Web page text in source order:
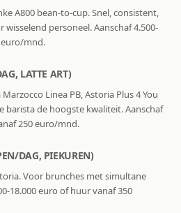
A800 bean-to-cup. Snel, consistent,
personeel. Aanschaf 4.500-
euro/mnd.
LATTE ART)
Linea PB, Astoria Plus 4 You
barista de hoogste kwaliteit. Aanschaf
250 euro/mnd.
DAG, PIEKUREN)
Voor brunches met simultane
18.000 euro of huur vanaf 350